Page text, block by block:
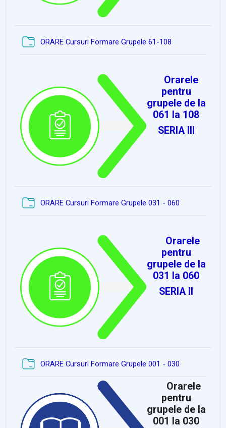
ORARE Cursuri Formare Grupele 61-108
Orarele
pentru
grupele de la
061 la 108
SERIA III
ORARE Cursuri Formare Grupele 031 - 060
Orarele
pentru
grupele de la
031 la 060
SERIA II
ORARE Cursuri Formare Grupele 001 - 030
Orarele
pentru
grupele de la
001 la 030